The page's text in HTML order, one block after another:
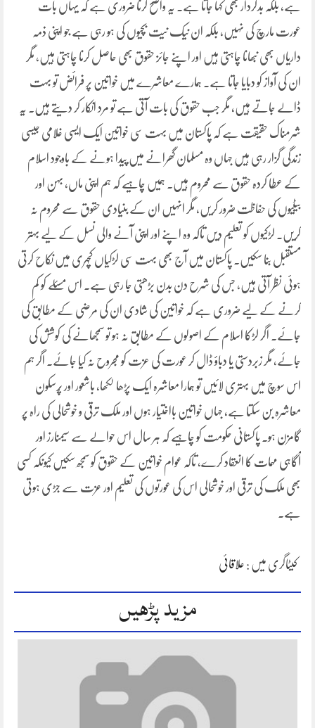
ہے، بلکہ بدکردار بھی کہا جاتا ہے۔ یہ واضح کرنا ضروری ہے کہ یہاں بات
عورت مارچ کی نہیں، بلکہ ان نیک نیت بچیوں کی ہو رہی ہے جو اپنی ذمہ
داریاں بھی نبھانا چاہتی ہیں اور اپنے جائز حقوق بھی حاصل کرنا چاہتی ہیں، مگر
ان کی آواز کو دبایا جاتا ہے۔ ہمارے معاشرے میں خواتین پر فرائض تو بہت
ڈالے جاتے ہیں، مگر جب حقوق کی بات آتی ہے تو مرد انکار کر دیتے ہیں۔ یہ
شرمناک حقیقت ہے کہ پاکستان میں بہت سی خواتین ایک ایسی غلامی جیسی
زندگی گزار رہی ہیں جہاں وہ مسلمان گھرانے میں پیدا ہونے کے باوجود اسلام
کے عطا کردہ حقوق سے محروم ہیں۔ ہمیں چاہیے کہ ہم اپنی ماں، بہن اور
بیٹیوں کی حفاظت ضرور کریں، مگر انہیں ان کے بنیادی حقوق سے محروم نہ
کریں۔ لڑکیوں کو تعلیم دیں تاکہ وہ اپنے اور اپنی آنے والی نسل کے لیے بہتر
مستقبل بنا سکیں۔ پاکستان میں آج بھی بہت سی لڑکیاں کچہری میں نکاح کرتی
ہوئی نظر آتی ہیں، جس کی شرح دن بدن بڑھتی جا رہی ہے۔ اس مسئلے کو کم
کرنے کے لیے ضروری ہے کہ خواتین کی شادی ان کی مرضی کے مطابق کی
جائے۔ اگر لڑکا اسلام کے اصولوں کے مطابق نہ ہو تو سمجھانے کی کوشش کی
جائے، مگر زبردستی یا دباؤ ڈال کر عورت کی عزت کو مجروح نہ کیا جائے۔ اگر ہم
اس سوچ میں بہتری لائیں تو ہمارا معاشرہ ایک پڑھا لکھا، باشعور اور پُرسکون
معاشرہ بن سکتا ہے، جہاں خواتین بااختیار ہوں اور ملک ترقی و خوشحالی کی راہ پر
گامزن ہو۔ پاکستانی حکومت کو چاہیے کہ ہر سال اس حوالے سے سیمنارز اور
آگاہی مہمات کا انعقاد کرے، تاکہ عوام خواتین کے حقوق کو سمجھ سکیں کیونکہ کسی
بھی ملک کی ترقی اور خوشحالی اس کی عورتوں کی تعلیم اور عزت سے جڑی ہوتی
ہے۔
کیٹاگری میں : علاقائی
مزید پڑھیں